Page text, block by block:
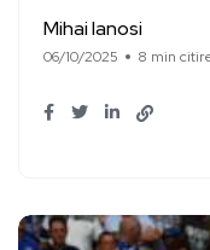
Mihai Ianosi
06/10/2025 8 min